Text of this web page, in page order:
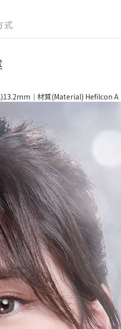
式
｜材質(Material) Hefilcon